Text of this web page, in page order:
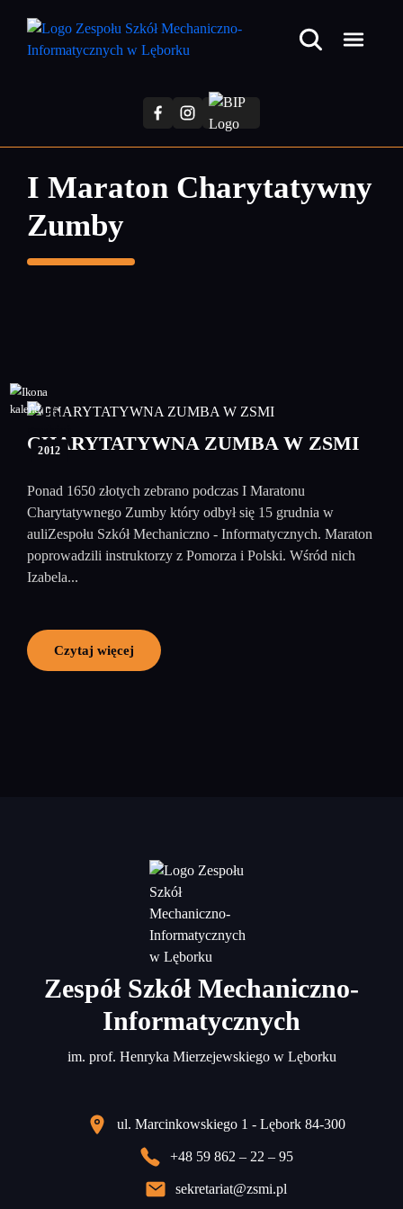
treści
I Maraton Charytatywny
Zumby
16
2012
CHARYTATYWNA ZUMBA W ZSMI
Ponad 1650 złotych zebrano podczas I Maratonu
Charytatywnego Zumby który odbył się 15 grudnia w
auliZespołu Szkół Mechaniczno - Informatycznych. Maraton
poprowadzili instruktorzy z Pomorza i Polski. Wśród nich
Izabela...
Czytaj więcej
Zespół Szkół Mechaniczno-
Informatycznych
im. prof. Henryka Mierzejewskiego w Lęborku
ul. Marcinkowskiego 1 - Lębork 84-300
+48 59 862 – 22 – 95
sekretariat@zsmi.pl